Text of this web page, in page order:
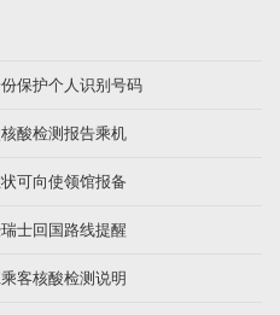
保护个人识别号码
酸检测报告乘机
可向使领馆报备
士回国路线提醒
客核酸检测说明